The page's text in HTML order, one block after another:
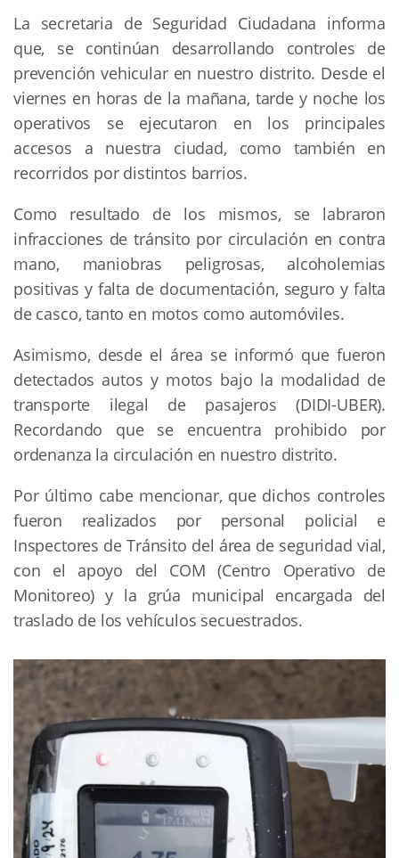
La secretaria de Seguridad Ciudadana informa
que, se continúan desarrollando controles de
prevención vehicular en nuestro distrito. Desde el
viernes en horas de la mañana, tarde y noche los
operativos se ejecutaron en los principales
accesos a nuestra ciudad, como también en
recorridos por distintos barrios.
Como resultado de los mismos, se labraron
infracciones de tránsito por circulación en contra
mano, maniobras peligrosas, alcoholemias
positivas y falta de documentación, seguro y falta
de casco, tanto en motos como automóviles.
Asimismo, desde el área se informó que fueron
detectados autos y motos bajo la modalidad de
transporte ilegal de pasajeros (DIDI-UBER).
Recordando que se encuentra prohibido por
ordenanza la circulación en nuestro distrito.
Por último cabe mencionar, que dichos controles
fueron realizados por personal policial e
Inspectores de Tránsito del área de seguridad vial,
con el apoyo del COM (Centro Operativo de
Monitoreo) y la grúa municipal encargada del
traslado de los vehículos secuestrados.